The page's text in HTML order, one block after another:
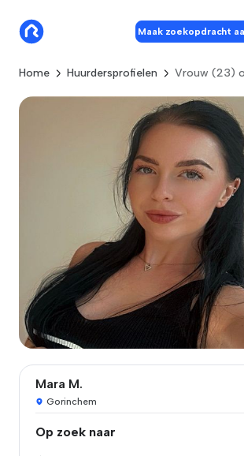
Maak zoekopdracht
Home Huurdersprofielen Vrouw (23)
Mara M.
Gorinchem
Op zoek naar